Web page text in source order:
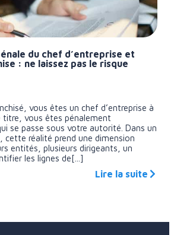
du chef d’entreprise et
: ne laissez pas le risque
vous êtes un chef d’entreprise à
titre, vous êtes pénalement
se passe sous votre autorité. Dans un
cette réalité prend une dimension
entités, plusieurs dirigeants, un
les lignes de[...]
Lire la suite